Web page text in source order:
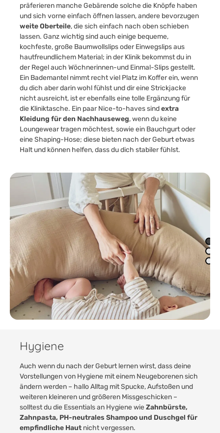
präferieren manche Gebärende solche die Knöpfe haben
und sich vorne einfach öffnen lassen, andere bevorzugen
weite Oberteile, die sich einfach nach oben schieben
lassen. Ganz wichtig sind auch einige bequeme,
kochfeste, große Baumwollslips oder Einwegslips aus
hautfreundlichem Material; in der Klinik bekommst du in
der Regel auch Wöchnerinnen-und Einmal-Slips gestellt.
Ein Bademantel nimmt recht viel Platz im Koffer ein, wenn
du dich aber darin wohl fühlst und dir eine Strickjacke
nicht ausreicht, ist er ebenfalls eine tolle Ergänzung für
die Kliniktasche. Ein paar Nice-to-haves sindextra
Kleidung für den Nachhauseweg, wenn du keine
Loungewear tragen möchtest, sowie ein Bauchgurt oder
eine Shaping-Hose; diese bieten nach der Geburt etwas
Halt und können helfen, dass du dich stabiler fühlst.
Hygiene
Auch wenn du nach der Geburt lernen wirst, dass deine
Vorstellungen von Hygiene mit einem Neugeborenen sich
ändern werden – hallo Alltag mit Spucke, Aufstoßen und
weiteren kleineren und größeren Missgeschicken –
solltest du die Essentials an Hygiene wieZahnbürste,
Zahnpasta, PH-neutrales Shampoo und Duschgel für
empfindliche Haut nicht vergessen.